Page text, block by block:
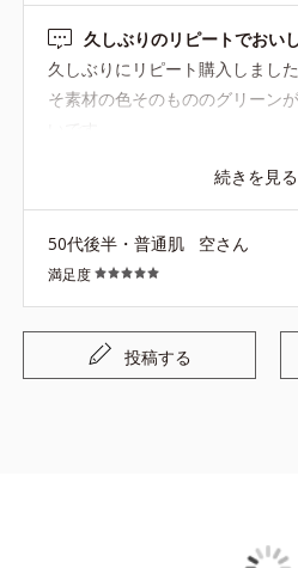
久しぶりのリピートでおい
久しぶりにリピート購入しまし
そ素材の色そのもののグリーン
続きを見る
50代後半・普通肌 空さん
満足度
投稿する